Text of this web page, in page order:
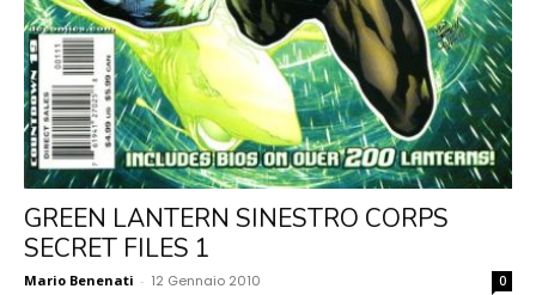
GREEN LANTERN SINESTRO CORPS
SECRET FILES 1
Mario Benenati - 12 Gennaio 2010 0